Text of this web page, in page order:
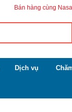
Bán hàng cùng Nasa
Dịch vụ